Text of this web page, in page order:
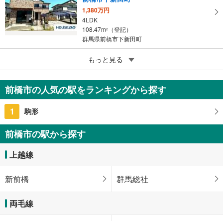
1,380万円
4LDK
108.47m2
（登記）
群馬県前橋市下新田町
成約でもらえる
前橋市苗ヶ島町
880万円
6DK
もっと見る
前橋市の人気の駅をランキングから探す
1 駒形
前橋市の駅から探す
上越線
新前橋 群馬総社
両毛線